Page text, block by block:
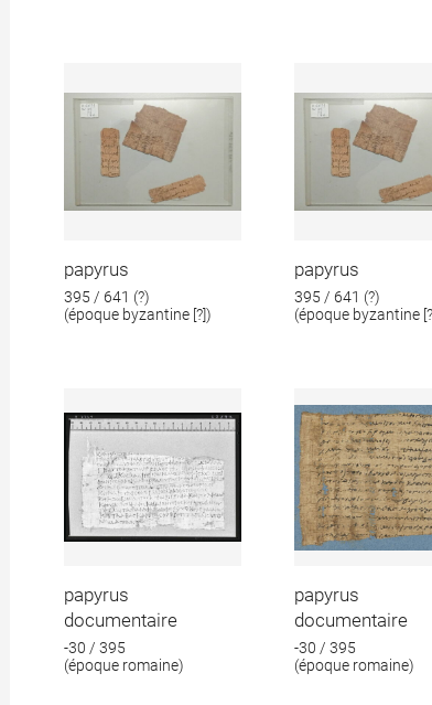
papyrus
395 / 641 (?)
(époque byzantine [?])
papyrus
395 / 641 (?)
(époque byzantine
papyrus
documentaire
-30 / 395
(époque romaine)
papyrus
documentaire
-30 / 395
(époque romaine)